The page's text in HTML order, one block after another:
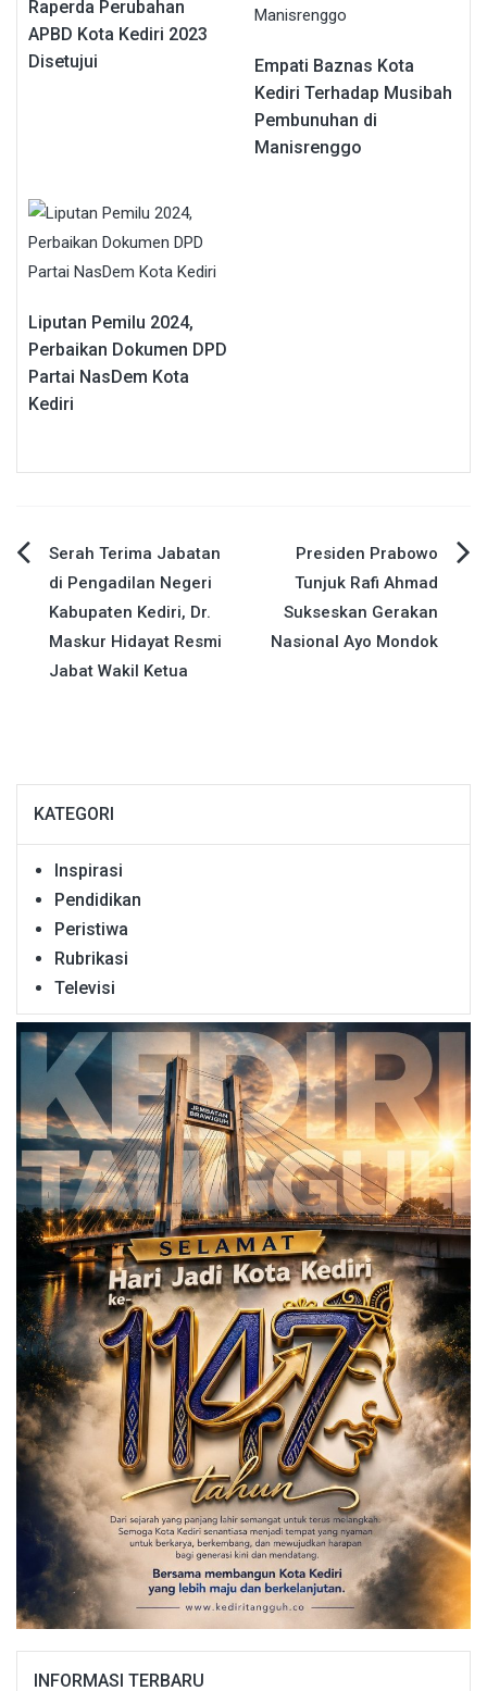
Raperda Perubahan
APBD Kota Kediri 2023
Disetujui
Empati Baznas Kota
Kediri Terhadap Musibah
Pembunuhan di
Manisrenggo
Liputan Pemilu 2024,
Perbaikan Dokumen DPD
Partai NasDem Kota
Kediri
Navigasi
pos
Serah Terima Jabatan
di Pengadilan Negeri
Kabupaten Kediri, Dr.
Maskur Hidayat Resmi
Jabat Wakil Ketua
Presiden Prabowo
Tunjuk Rafi Ahmad
Sukseskan Gerakan
Nasional Ayo Mondok
KATEGORI
Inspirasi
Pendidikan
Peristiwa
Rubrikasi
Televisi
INFORMASI TERBARU